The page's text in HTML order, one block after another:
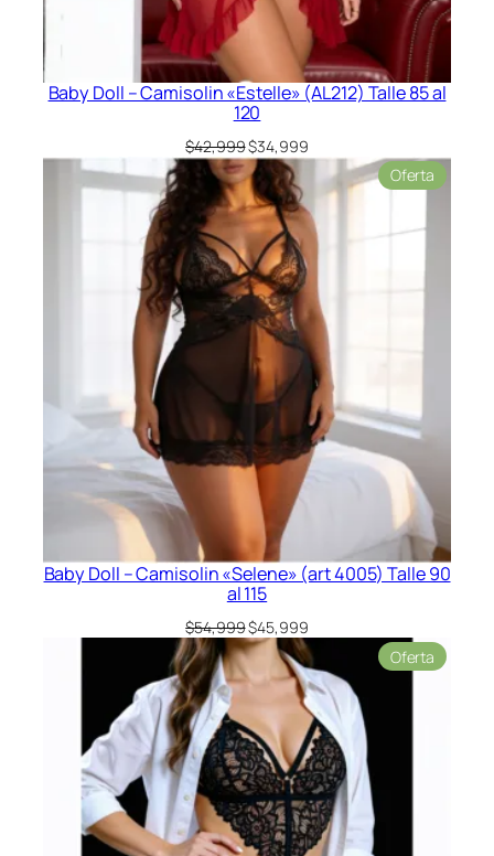
Baby Doll – Camisolin «Estelle» (AL212) Talle 85 al
120
$42,999El
precio
original
era:
$42,999.
$34,999El
precio
actual
es:
$34,999.
Oferta
en
Baby Doll – Camisolin «Selene» (art 4005) Talle 90
al 115
$54,999El
precio
original
era:
$54,999.
$45,999El
precio
actual
es:
$45,999.
Oferta
en